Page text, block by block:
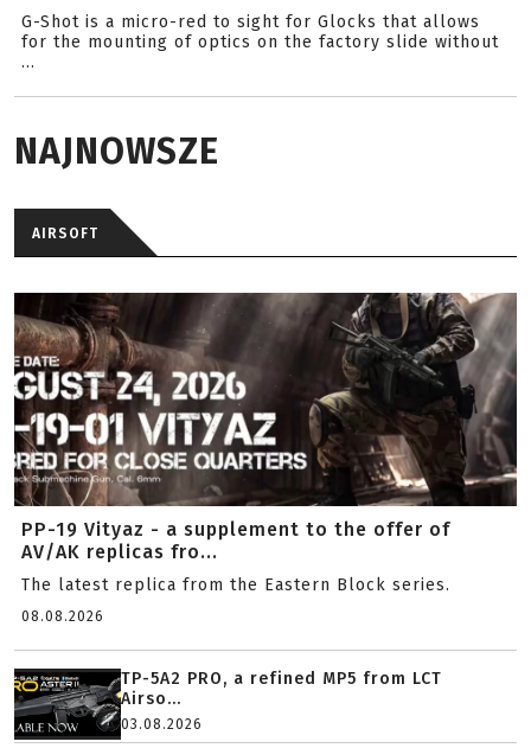
G-Shot is a micro-red to sight for Glocks that allows
for the mounting of optics on the factory slide without
...
NAJNOWSZE
AIRSOFT
PP-19 Vityaz - a supplement to the offer of
AV/AK replicas fro...
The latest replica from the Eastern Block series.
08.08.2026
TP-5A2 PRO, a refined MP5 from LCT
Airso...
03.08.2026